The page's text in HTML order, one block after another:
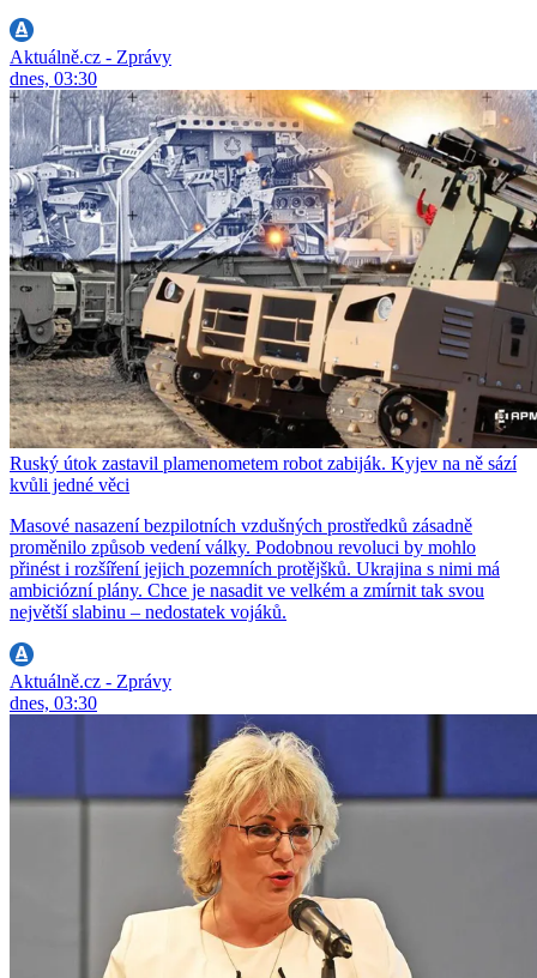
Aktuálně.cz - Zprávy
dnes, 03:30
Ruský útok zastavil plamenometem robot zabiják. Kyjev na ně sází
kvůli jedné věci
Masové nasazení bezpilotních vzdušných prostředků zásadně
proměnilo způsob vedení války. Podobnou revoluci by mohlo
přinést i rozšíření jejich pozemních protějšků. Ukrajina s nimi má
ambiciózní plány. Chce je nasadit ve velkém a zmírnit tak svou
největší slabinu – nedostatek vojáků.
Aktuálně.cz - Zprávy
dnes, 03:30